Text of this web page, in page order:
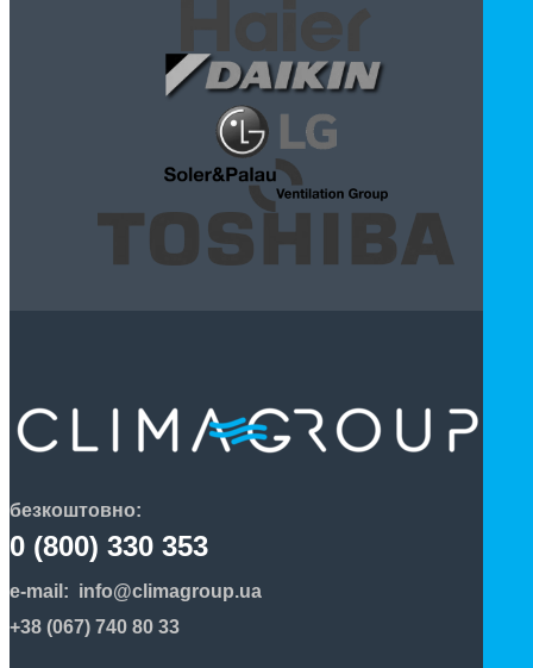
безкоштовно:
0 (800) 330 353
e-mail: info@climagroup.ua
+38 (067) 740 80 33